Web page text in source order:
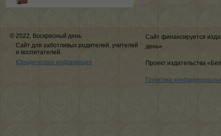
© 2022, Воскресный день
Сайт для заботливых родителей, учителей
и воспитателей.
Юридическая информация
Сайт финансируется
день»
Проект издательства
Политика